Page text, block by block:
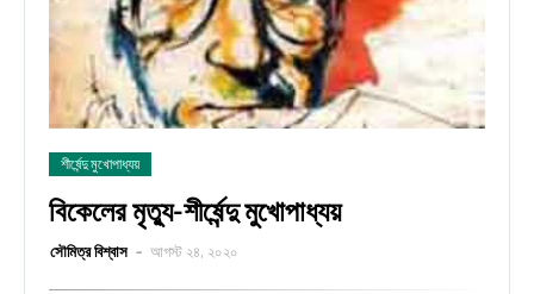
শীর্ষেন্দু মুখোপাধ্যয়
বিকেলের মৃত্যু-শীর্ষেন্দু মুখোপাধ্যয়
সৌমিত্র বিশ্বাস আগস্ট ২৪, ২০২০